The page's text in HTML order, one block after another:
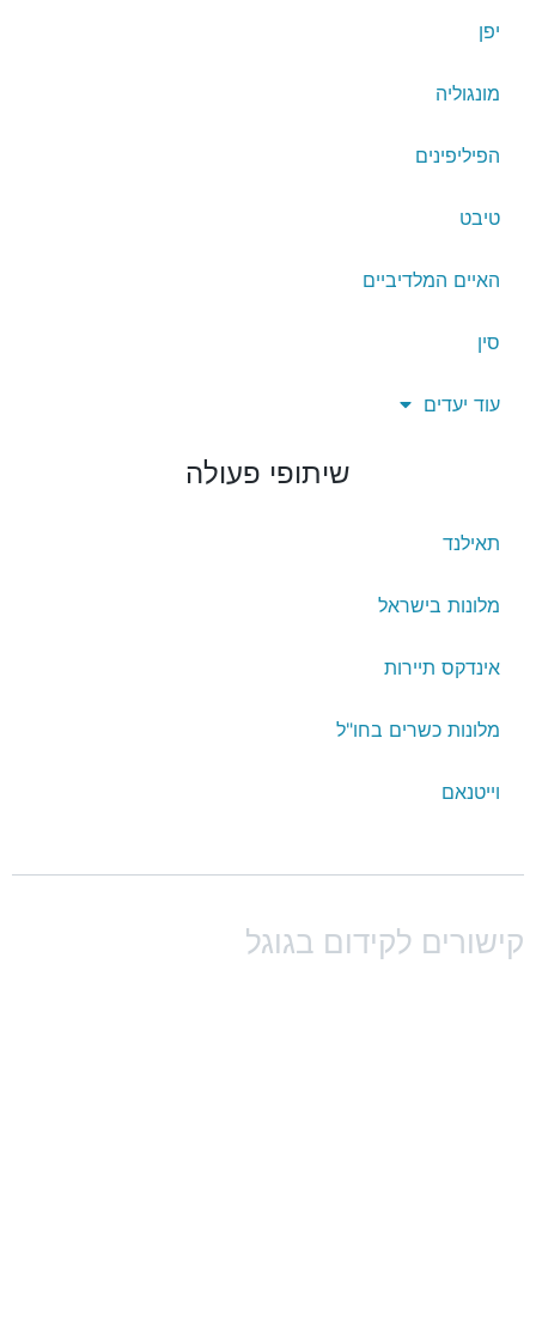
יפן
מונגוליה
הפיליפינים
טיבט
האיים המלדיביים
סין
עוד יעדים
שיתופי פעולה
תאילנד
מלונות בישראל
אינדקס תיירות
מלונות כשרים בחו"ל
וייטנאם
לקידום בגוגל